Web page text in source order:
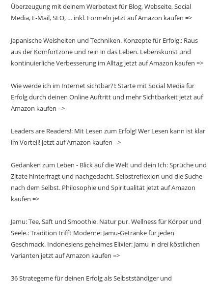
Überzeugung mit deinem Werbetext für Blog, Webseite, Social
Media, E-Mail, SEO, … inkl. Formeln jetzt auf Amazon kaufen =>
Japanische Weisheiten und Techniken. Konzepte für Erfolg.: Raus
aus der Komfortzone und rein in das Leben. Lebenskunst und
kontinuierliche Verbesserung im Alltag jetzt auf Amazon kaufen =>
Wie werde ich im Internet sichtbar?!: Starte mit Social Media für
Erfolg durch deinen Online Auftritt und mehr Sichtbarkeit jetzt auf
Amazon kaufen =>
Leaders are Readers!: Mit Lesen zum Erfolg! Wer Lesen kann ist klar
im Vorteil! jetzt auf Amazon kaufen =>
Gedanken zum Leben - Blick auf die Welt und dein Ich: Sprüche und
Zitate hinterfragt und nachgedacht. Selbstreflexion und die Suche
nach dem Selbst. Philosophie und Spiritualität jetzt auf Amazon
kaufen =>
Jamu: Tee, Saft und Smoothie. Natur pur. Wellness für Körper und
Seele.: Tradition trifft Moderne: Jamu-Getränke für jeden
Geschmack. Indonesiens geheimes Elixier: Jamu in drei köstlichen
Varianten jetzt auf Amazon kaufen =>
36 Strategeme für deinen Erfolg als Selbstständiger und